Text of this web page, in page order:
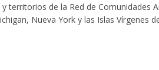
territorios de la Red de Comunidades
Nueva York y las Islas Vírgenes